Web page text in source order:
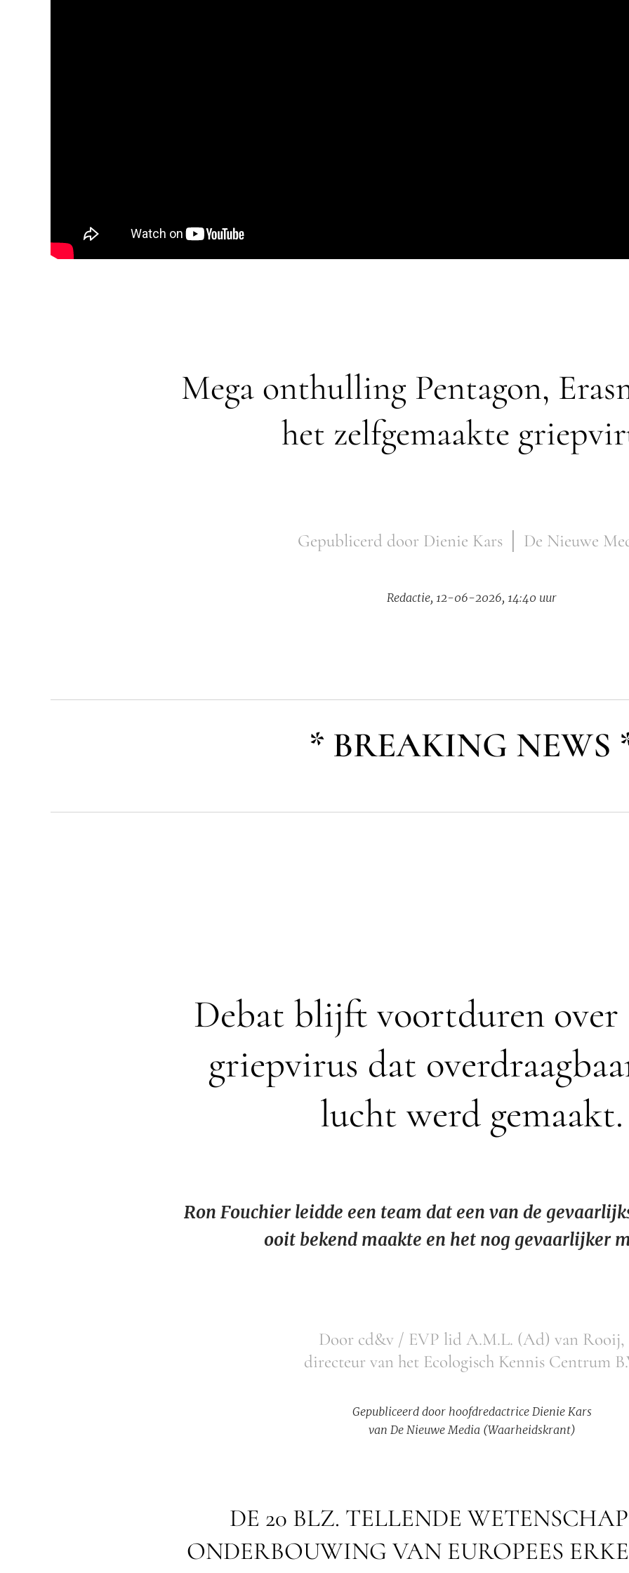
Mega onthulling Pentagon,
het zelfgemaakte
Gepublicerd door Dienie Kars │ De Nieuwe
Redactie, 12-06-2026, 14:40 uur
* BREAKING NEWS
Debat blijft voortduren
griepvirus dat
lucht werd gemaakt.
Ron Fouchier leidde een team dat een van de
ooit bekend maakte en het nog gevaarlijker
Door cd&v / EVP lid A.M.L. (Ad) van Rooij,
directeur van het Ecologisch Kennis Centrum
Gepubliceerd door hoofdredactrice Dienie Kars
van De Nieuwe Media (Waarheidskrant)
DE 20 BLZ. TELLENDE
ONDERBOUWING VAN EUROPEES